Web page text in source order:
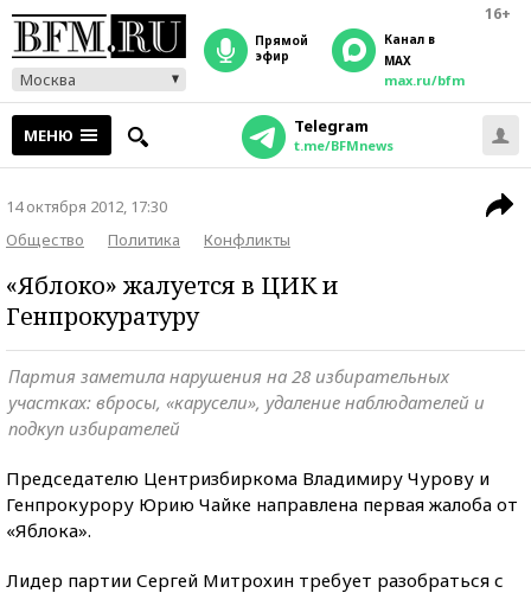
16+
Москва
прямой
эфир
Канал в
MAX
max.ru/bfm
МЕНЮ Telegram
t.me/BFMnews
14 октября 2012, 17:30
Общество
Политика Конфликты
«Яблоко» жалуется в ЦИК и
Генпрокуратуру
Партия заметила нарушения на 28 избирательных
участках: вбросы, «карусели», удаление наблюдателей и
подкуп избирателей
Председателю Центризбиркома Владимиру Чурову и
Генпрокурору Юрию Чайке направлена первая жалоба от
«Яблока».
Лидер партии Сергей Митрохин требует разобраться с